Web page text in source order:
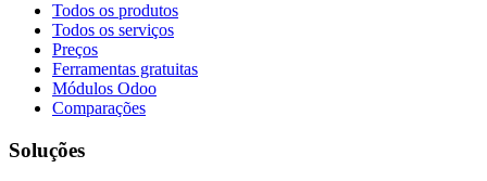
Todos os produtos
Todos os serviços
Preços
Ferramentas gratuitas
Módulos Odoo
Comparações
Soluções